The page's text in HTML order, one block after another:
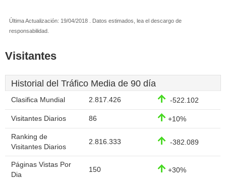
Última Actualización: 19/04/2018 . Datos estimados, lea el descargo de
responsabilidad.
Visitantes
Historial del Tráfico Media de 90 día
Clasifica Mundial 2.817.426 -522.102
Visitantes Diarios 86 +10%
Ranking de
Visitantes Diarios
2.816.333 -382.089
Páginas Vistas Por
Dia
150 +30%